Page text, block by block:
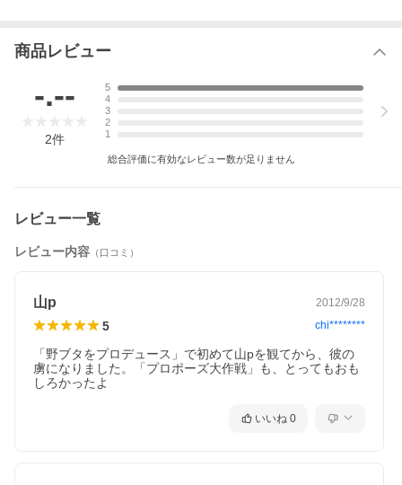
藤木直人出演作品
長澤まさみ出演作品
金子茂樹脚本作品
商品レビュー
-.--
2件
5
4
3
2
1
総合評価に有効なレビュー数が足りません
レビュー一覧
レビュー内容 （口コミ）
山p 2012/9/28
5 chi********
「野ブタをプロデュース」で初めて山pを観てから、彼の
虜になりました。「プロポーズ大作戦」も、とってもおも
しろかったよ
いいね 0